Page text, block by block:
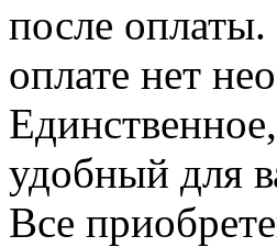
после
оплате нет
удобный для
Все